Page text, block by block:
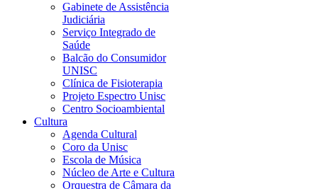
Gabinete de Assistência
Judiciária
Serviço Integrado de
Saúde
Balcão do Consumidor
UNISC
Clínica de Fisioterapia
Projeto Espectro Unisc
Centro Socioambiental
Cultura
Agenda Cultural
Coro da Unisc
Escola de Música
Núcleo de Arte e Cultura
Orquestra de Câmara da